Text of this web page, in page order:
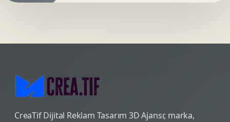
CreaTif Dijital Reklam Tasarım 3D Ajansı; marka,